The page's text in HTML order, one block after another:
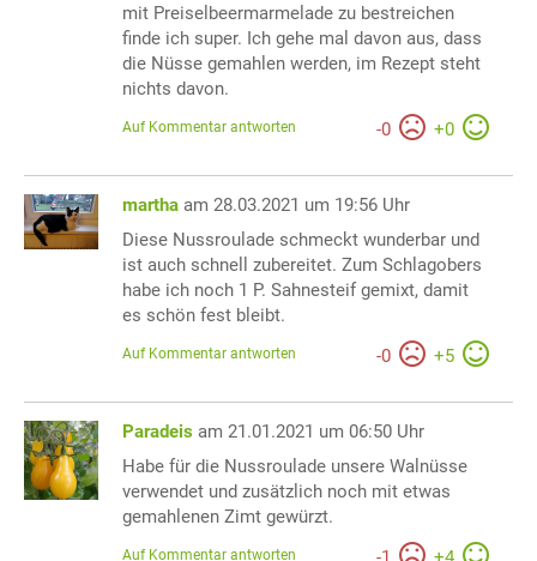
mit Preiselbeermarmelade zu bestreichen
finde ich super. Ich gehe mal davon aus, dass
die Nüsse gemahlen werden, im Rezept steht
nichts davon.
-0 +0
Auf Kommentar antworten
martha am 28.03.2021 um 19:56 Uhr
Diese Nussroulade schmeckt wunderbar und
ist auch schnell zubereitet. Zum Schlagobers
habe ich noch 1 P. Sahnesteif gemixt, damit
es schön fest bleibt.
-0 +5
Auf Kommentar antworten
Paradeis am 21.01.2021 um 06:50 Uhr
Habe für die Nussroulade unsere Walnüsse
verwendet und zusätzlich noch mit etwas
gemahlenen Zimt gewürzt.
Auf Kommentar antworten